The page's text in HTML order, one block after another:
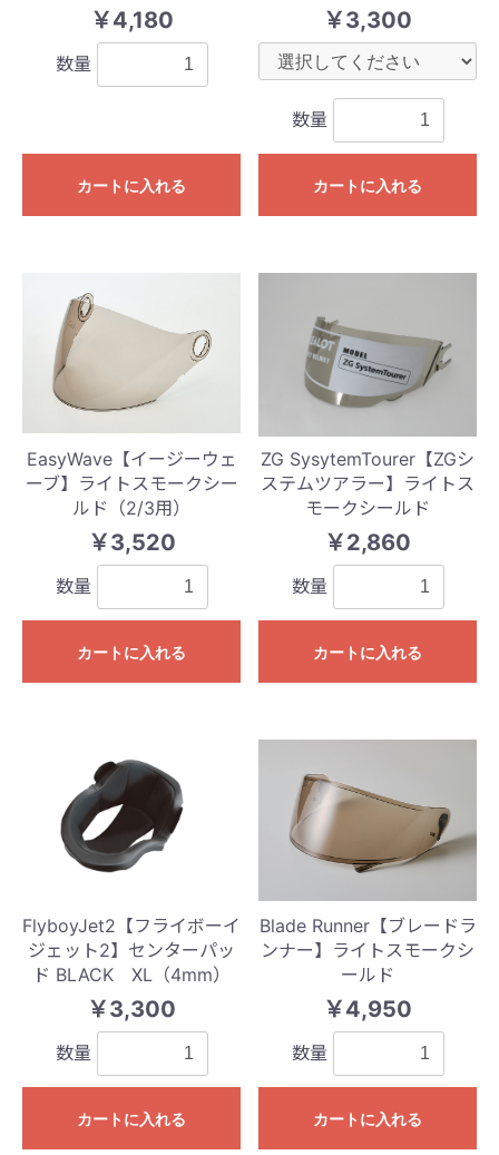
￥4,180
数量
カートに入れる
￥3,300
数量
カートに入れる
EasyWave【イージーウェ
ーブ】ライトスモークシー
ルド（2/3用）
￥3,520
数量
カートに入れる
ZG SysytemTourer【ZGシ
ステムツアラー】ライトス
モークシールド
￥2,860
数量
カートに入れる
FlyboyJet2【フライボーイ
ジェット2】センターパッ
ド BLACK XL（4mm）
￥3,300
数量
カートに入れる
Blade Runner【ブレードラ
ンナー】ライトスモークシ
ールド
￥4,950
数量
カートに入れる